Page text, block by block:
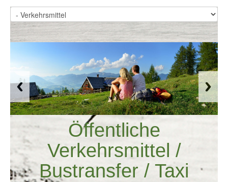
Öffentliche
Verkehrsmittel /
Bustransfer / Taxi